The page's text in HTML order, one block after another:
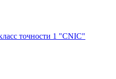
точности 1 "CNIC"